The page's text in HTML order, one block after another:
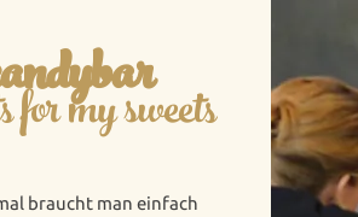
for my sweets
braucht man einfach